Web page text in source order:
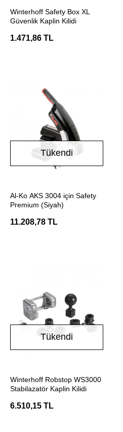
Winterhoff Safety Box XL
Güvenlik Kaplin Kilidi
1.471,86 TL
Tükendi
Al-Ko AKS 3004 için Safety
Premium (Siyah)
11.208,78 TL
Tükendi
Winterhoff Robstop WS3000
Stabilazatör Kaplin Kilidi
6.510,15 TL